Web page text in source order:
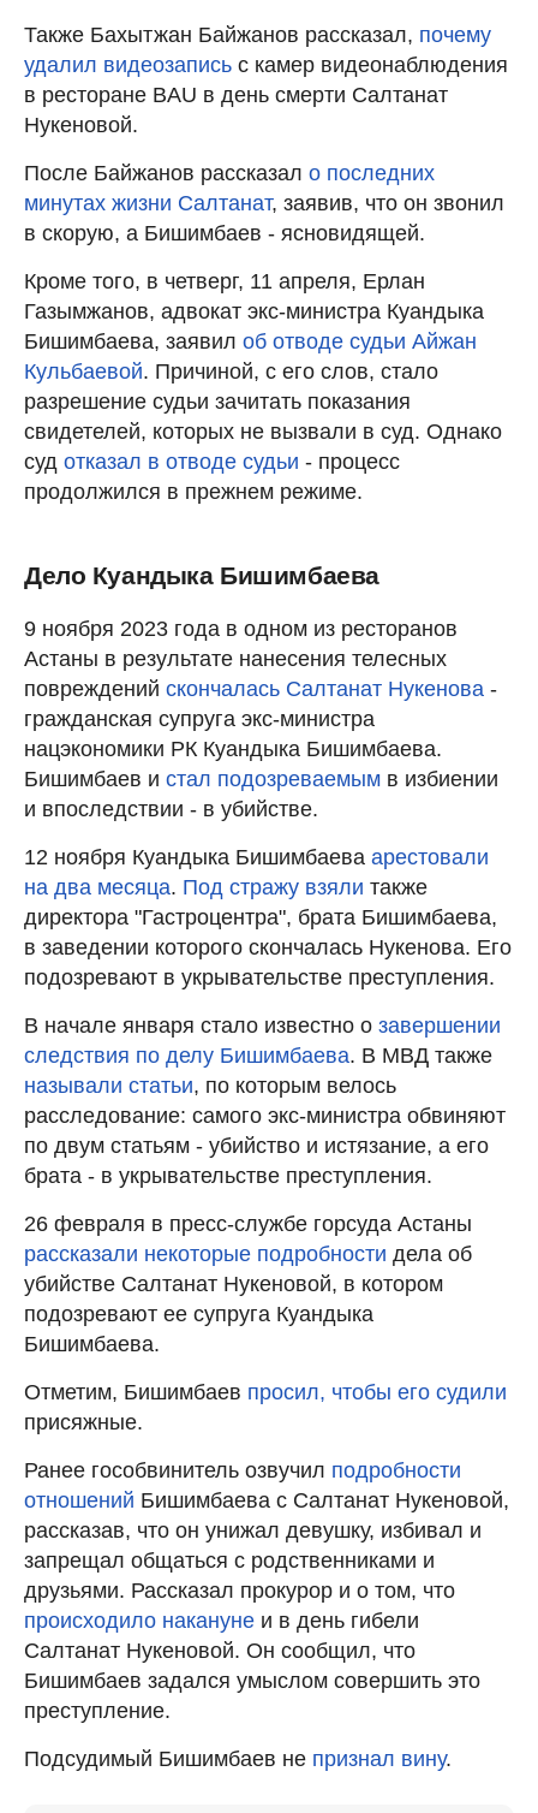
Также Бахытжан Байжанов рассказал, почему
удалил видеозапись с камер видеонаблюдения
в ресторане BAU в день смерти Салтанат
Нукеновой.
После Байжанов рассказал о последних
минутах жизни Салтанат, заявив, что он звонил
в скорую, а Бишимбаев - ясновидящей.
Кроме того, в четверг, 11 апреля, Ерлан
Газымжанов, адвокат экс-министра Куандыка
Бишимбаева, заявил об отводе судьи Айжан
Кульбаевой. Причиной, с его слов, стало
разрешение судьи зачитать показания
свидетелей, которых не вызвали в суд. Однако
суд отказал в отводе судьи - процесс
продолжился в прежнем режиме.
Дело Куандыка Бишимбаева
9 ноября 2023 года в одном из ресторанов
Астаны в результате нанесения телесных
повреждений скончалась Салтанат Нукенова -
гражданская супруга экс-министра
нацэкономики РК Куандыка Бишимбаева.
Бишимбаев и стал подозреваемым в избиении
и впоследствии - в убийстве.
12 ноября Куандыка Бишимбаева арестовали
на два месяца. Под стражу взяли также
директора "Гастроцентра", брата Бишимбаева,
в заведении которого скончалась Нукенова. Его
подозревают в укрывательстве преступления.
В начале января стало известно о завершении
следствия по делу Бишимбаева. В МВД также
называли статьи, по которым велось
расследование: самого экс-министра обвиняют
по двум статьям - убийство и истязание, а его
брата - в укрывательстве преступления.
26 февраля в пресс-службе горсуда Астаны
рассказали некоторые подробности дела об
убийстве Салтанат Нукеновой, в котором
подозревают ее супруга Куандыка
Бишимбаева.
Отметим, Бишимбаев просил, чтобы его судили
присяжные.
Ранее гособвинитель озвучил подробности
отношений Бишимбаева с Салтанат Нукеновой,
рассказав, что он унижал девушку, избивал и
запрещал общаться с родственниками и
друзьями. Рассказал прокурор и о том, что
происходило накануне и в день гибели
Салтанат Нукеновой. Он сообщил, что
Бишимбаев задался умыслом совершить это
преступление.
Подсудимый Бишимбаев не признал вину.